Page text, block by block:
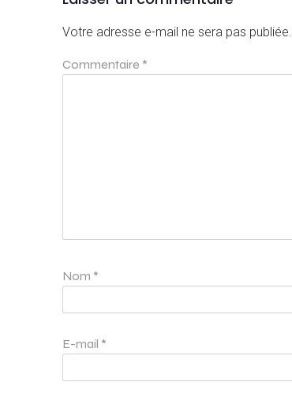
Votre adresse e-mail ne sera pas publiée.
Commentaire *
Nom *
E-mail *